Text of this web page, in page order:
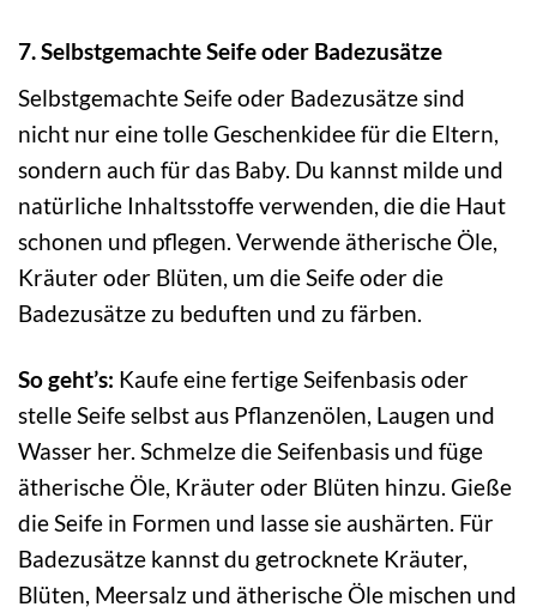
7. Selbstgemachte Seife oder Badezusätze
Selbstgemachte Seife oder Badezusätze sind
nicht nur eine tolle Geschenkidee für die Eltern,
sondern auch für das Baby. Du kannst milde und
natürliche Inhaltsstoffe verwenden, die die Haut
schonen und pflegen. Verwende ätherische Öle,
Kräuter oder Blüten, um die Seife oder die
Badezusätze zu beduften und zu färben.
So geht’s: Kaufe eine fertige Seifenbasis oder
stelle Seife selbst aus Pflanzenölen, Laugen und
Wasser her. Schmelze die Seifenbasis und füge
ätherische Öle, Kräuter oder Blüten hinzu. Gieße
die Seife in Formen und lasse sie aushärten. Für
Badezusätze kannst du getrocknete Kräuter,
Blüten, Meersalz und ätherische Öle mischen und